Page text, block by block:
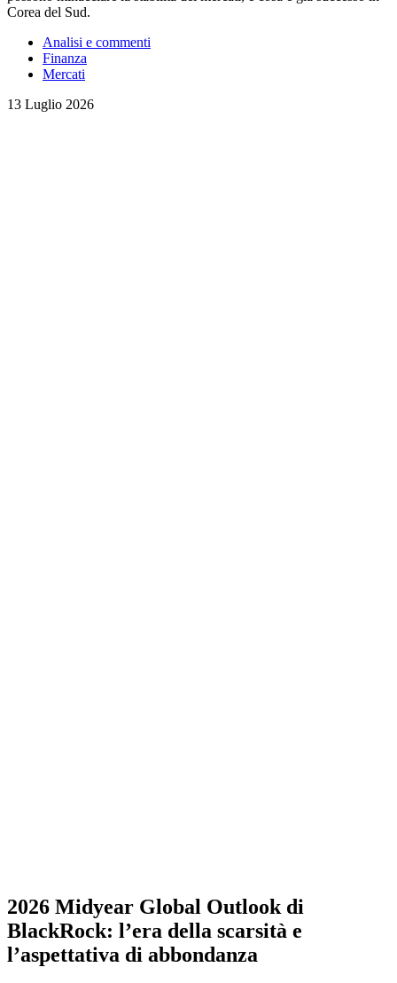
Corea del Sud.
Analisi e commenti
Finanza
Mercati
13 Luglio 2026
2026 Midyear Global Outlook di
BlackRock: l’era della scarsità e
l’aspettativa di abbondanza